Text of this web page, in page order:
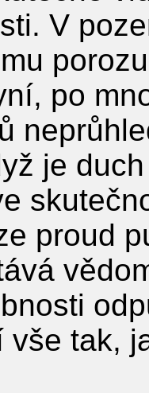
V
po
je
proud
vše tak,